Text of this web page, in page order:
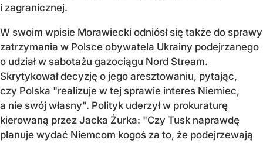
i zagranicznej.
W swoim wpisie Morawiecki odniósł się także do sprawy
zatrzymania w Polsce obywatela Ukrainy podejrzanego
o udział w sabotażu gazociągu Nord Stream.
Skrytykował decyzję o jego aresztowaniu, pytając,
czy Polska "realizuje w tej sprawie interes Niemiec,
a nie swój własny". Polityk uderzył w prokuraturę
kierowaną przez Jacka Żurka: "Czy Tusk naprawdę
planuje wydać Niemcom kogoś za to, że podejrzewają